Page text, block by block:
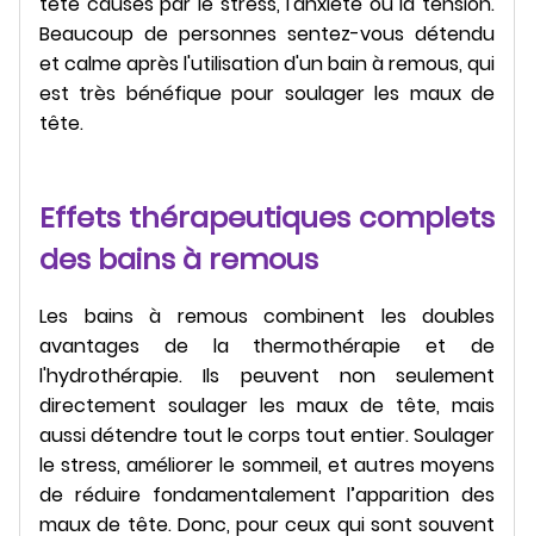
Beaucoup de personnes sentez-vous détendu
et calme après l'utilisation d'un bain à remous, qui
est très bénéfique pour soulager les maux de
tête.
Effets thérapeutiques complets
des bains à remous
Les bains à remous combinent les doubles
avantages de la thermothérapie et de
l'hydrothérapie. Ils peuvent non seulement
directement soulager les maux de tête, mais
aussi détendre tout le corps tout entier. Soulager
le stress, améliorer le sommeil, et autres moyens
de réduire fondamentalement l’apparition des
maux de tête. Donc, pour ceux qui sont souvent